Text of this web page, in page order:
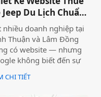
Jeep Du Lịch Chuẩn
2026 | JoyJeep
nhiều doanh nghiệp tại
Thuận và Lâm Đồng
có website — nhưng
không biết đến sự
tại của họ. Không có
từ tìm kiếm tự nhiên,
CHI TIẾT